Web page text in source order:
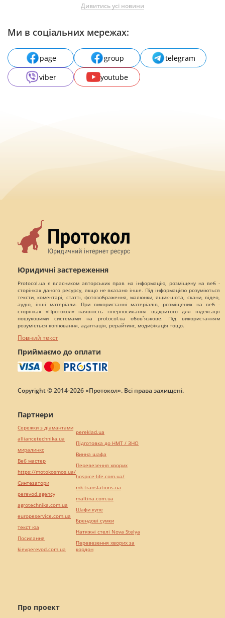
Дивитись усі новини
Ми в соціальних мережах:
page group
telegram
viber
youtube
Юридичні застереження
Protocol.ua є власником авторських прав на інформацію, розміщену на веб -
сторінках даного ресурсу, якщо не вказано інше. Під інформацією розуміються
тексти, коментарі, статті, фотозображення, малюнки, ящик-шота, скани, відео,
аудіо, інші матеріали. При використанні матеріалів, розміщених на веб -
сторінках «Протокол» наявність гіперпосилання відкритого для індексації
пошуковими системами на protocol.ua обов`язкове. Під використанням
розуміється копіювання, адаптація, рерайтинг, модифікація тощо.
Повний текст
Приймаємо до оплати
Copyright © 2014-2026 «Протокол». Всі права захищені.
Про проект
Партнери
Сережки з діамантами
alliancetechnika.ua
миралинкс
Веб мастер
https://motokosmos.ua/
Синтезатори
perevod.agency
agrotechnika.com.ua
europeservice.com.ua
текст юа
Посилання
kievperevod.com.ua
pereklad.ua
Підготовка до НМТ / ЗНО
Винна шафа
Перевезення хворих
hospice-life.com.ua/
mk-translations.ua
maltina.com.ua
Шафи купе
Брендові сумки
Натяжні стелі Nova Stelya
Перевезення хворих за
кордон